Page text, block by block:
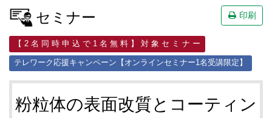
セミナー 印刷
【 2 名 同 時 申 込 で 1 名 無 料 】 対 象 セ ミ ナ ー
テレワーク応援キャンペーン【オンラインセミナー1名受講限定】
粉粒体の表面改質とコーティン